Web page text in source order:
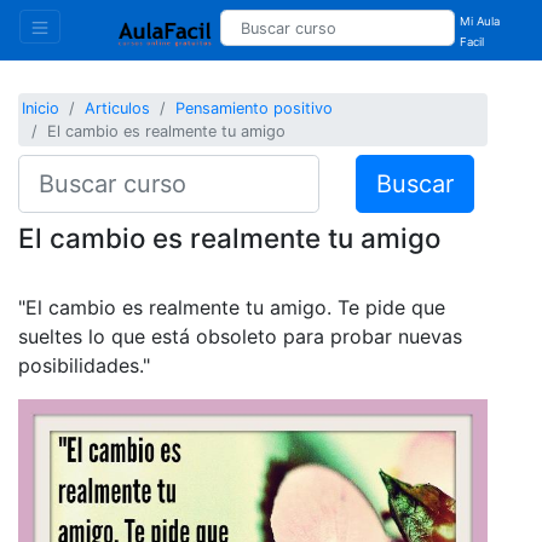
Mi Aula
Facil
Inicio Articulos
Pensamiento positivo
El cambio es realmente tu amigo
Buscar
El cambio es realmente tu amigo
"El cambio es realmente tu amigo. Te pide que
sueltes lo que está obsoleto para probar nuevas
posibilidades."